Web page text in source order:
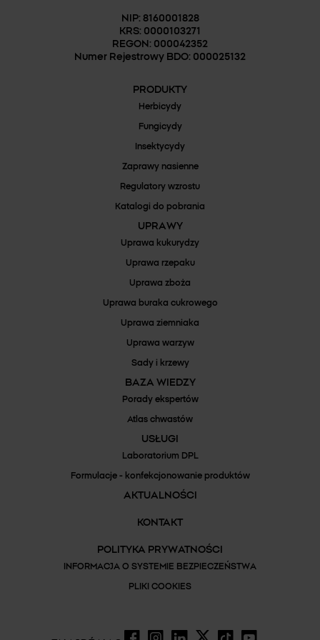
NIP: 8160001828
KRS: 0000103271
REGON: 000042352
Numer Rejestrowy BDO: 000025132
PRODUKTY
Herbicydy
Fungicydy
Insektycydy
Zaprawy nasienne
Regulatory wzrostu
Katalogi do pobrania
UPRAWY
Uprawa kukurydzy
Uprawa rzepaku
Uprawa zboża
Uprawa buraka cukrowego
Uprawa ziemniaka
Uprawa warzyw
Sady i krzewy
BAZA WIEDZY
Porady ekspertów
Atlas chwastów
USŁUGI
Laboratorium DPL
Formulacje - konfekcjonowanie produktów
AKTUALNOŚCI
KONTAKT
POLITYKA PRYWATNOŚCI
INFORMACJA O SYSTEMIE BEZPIECZEŃSTWA
PLIKI COOKIES